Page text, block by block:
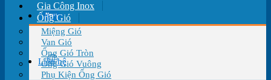
Tin tức
Liên hệ
Gia Công Inox
Ống Gió
Miệng Gió
Van Gió
Ống Gió Tròn
Ống Gió Vuông
Phụ Kiện Ống Gió